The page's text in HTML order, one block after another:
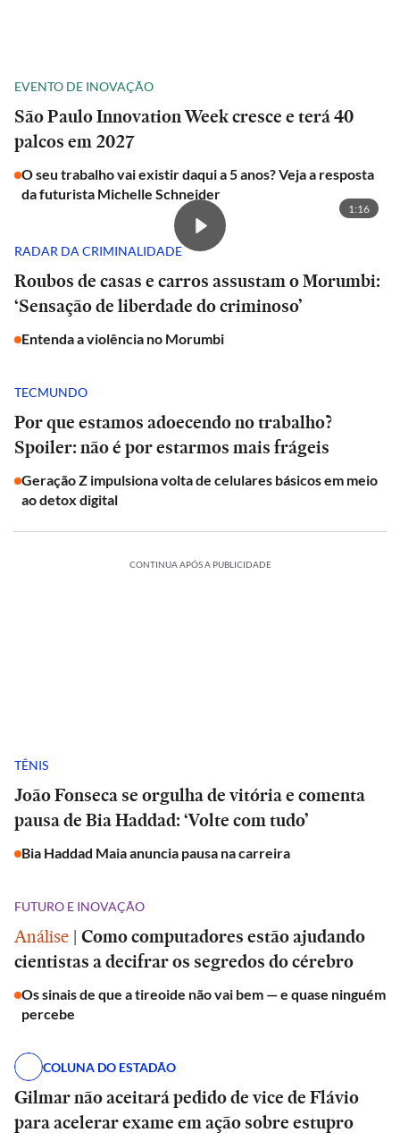
EVENTO DE INOVAÇÃO
São Paulo Innovation Week cresce e terá 40
palcos em 2027
O seu trabalho vai existir daqui a 5 anos? Veja a resposta
da futurista Michelle Schneider
1:16
RADAR DA CRIMINALIDADE
Roubos de casas e carros assustam o Morumbi:
‘Sensação de liberdade do criminoso’
Entenda a violência no Morumbi
TECMUNDO
Por que estamos adoecendo no trabalho?
Spoiler: não é por estarmos mais frágeis
Geração Z impulsiona volta de celulares básicos em meio
ao detox digital
CONTINUA APÓS A PUBLICIDADE
TÊNIS
João Fonseca se orgulha de vitória e comenta
pausa de Bia Haddad: ‘Volte com tudo’
Bia Haddad Maia anuncia pausa na carreira
FUTURO E INOVAÇÃO
Análise | Como computadores estão ajudando
cientistas a decifrar os segredos do cérebro
Os sinais de que a tireoide não vai bem — e quase ninguém
percebe
COLUNA DO ESTADÃO
Gilmar não aceitará pedido de vice de Flávio
para acelerar exame em ação sobre estupro